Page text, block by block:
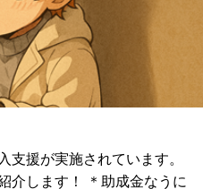
支援が実施されています。
介します！ ＊助成金なうに